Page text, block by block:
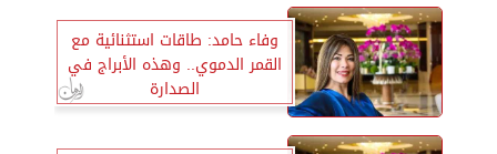
وفاء حامد: طاقات استثنائية مع
القمر الدموي.. وهذه الأبراج في
الصدارة